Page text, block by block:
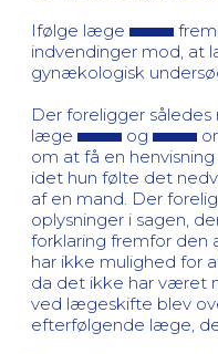
Ifølge læge
indvendinger mod, at
gynækologisk
Der foreligger
læge
og
om at få en
idet hun følte det
af en mand. Der
oplysninger i sagen,
forklaring fremfor
har ikke mulighed for
da det ikke har været
ved lægeskifte blev
efterfølgende læge,